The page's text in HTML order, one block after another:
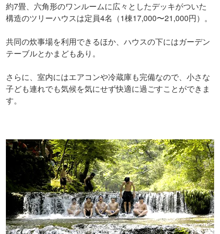
約7畳、六角形のワンルームに広々としたデッキがついた
構造のツリーハウスは定員4名（1棟17,000〜21,000円）。
共同の炊事場を利用できるほか、ハウスの下にはガーデン
テーブルとかまどもあり。
さらに、室内にはエアコンや冷蔵庫も完備なので、小さな
子ども連れでも気候を気にせず快適に過ごすことができま
す。